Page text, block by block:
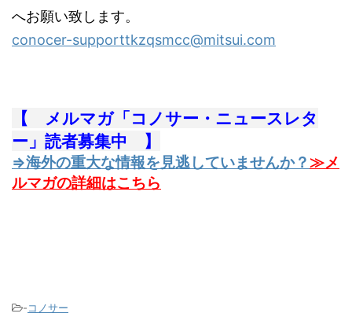
へお願い致します。
conocer-supporttkzqsmcc@mitsui.com
【 メルマガ「コノサー・ニュースレタ
ー」読者募集中 】
⇒海外の重大な情報を見逃していませんか？ ≫メ
ルマガの詳細はこちら
-コノサー